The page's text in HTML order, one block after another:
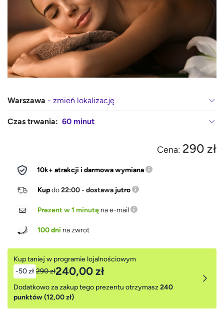
Warszawa - zmień lokalizację
Czas trwania: 60 minut
Cena: 290 zł
10k+ atrakcji i darmowa wymiana
Kupdo22:00 - dostawa jutro
Prezent w 1 minutę na e-mail
100 dni na zwrot
Kup taniej w programie lojalnościowym
-50 zł 290 zł240,00 zł
Dodatkowo za zakup tego prezentu otrzymasz240
punktów (12,00 zł)